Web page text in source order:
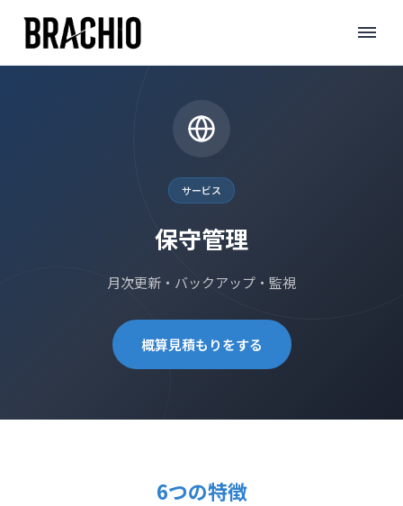
テ
TOP > サービス >
サービス
保守管理
月次更新・バックアップ・監視
概算見積もりをする
6つの特徴